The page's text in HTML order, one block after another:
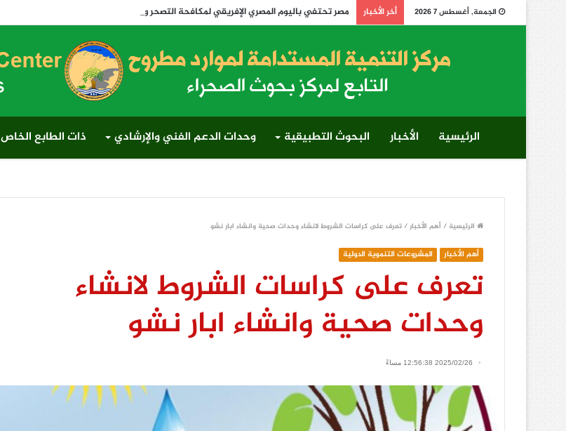
الجمعة, أغسطس 7 2026 أخر الأخبار مصر تحتفي باليوم المصري الإفريقي لمكافحة التصحر والجفاف 2026 وتدشن أول رابطة لتنمية المراعي في مصر وإفريقيا والعالم
الرئيسية الأخبار البحوث التطبيقية وحدات الدعم الفني والإرشادي ذات الطابع الخاص
الرئيسية / أهم الأخبار/تعرف على كراسات الشروط لانشاء وحدات صحية وانشاء ابار نشو
أهم الأخبار المشروعات التنموية الدولية
تعرف على كراسات الشروط لانشاء
وحدات صحية وانشاء ابار نشو
2025/02/26 12:56:38 مساءً